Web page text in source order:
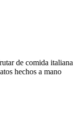
de comida italiana
hechos a mano